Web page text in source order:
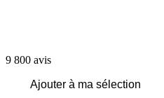
9 800 avis
Ajouter à ma sélection